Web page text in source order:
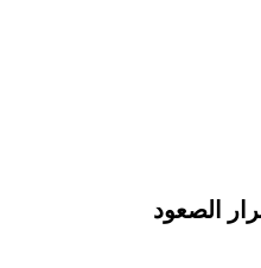
الصعود